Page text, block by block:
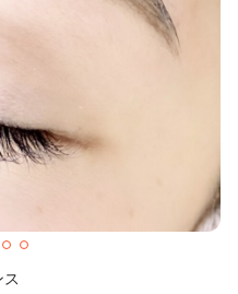
フロント・レセプション
営業・販売スタッフ・その他